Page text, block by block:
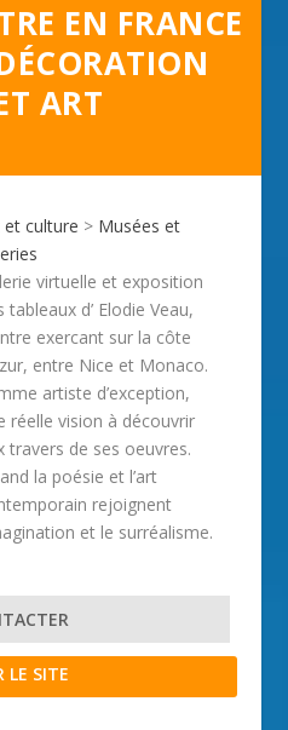
EN FRANCE
ART
et culture > Musées et
virtuelle et exposition
tableaux d’ Elodie Veau,
exercant sur la côte
entre Nice et Monaco.
artiste d’exception,
réelle vision à découvrir
travers de ses oeuvres.
la poésie et l’art
rejoignent
et le surréalisme.
LE SITE